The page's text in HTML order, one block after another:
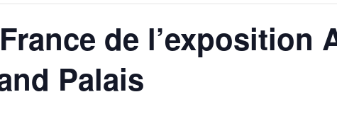
de l’exposition
Palais